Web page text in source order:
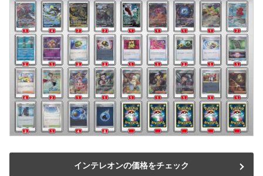
インテレオンの価格をチェック